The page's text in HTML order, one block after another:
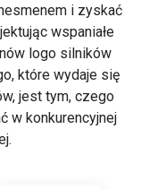
i zyskać
wspaniałe
logo silników
które wydaje się
jest tym, czego
w konkurencyjnej